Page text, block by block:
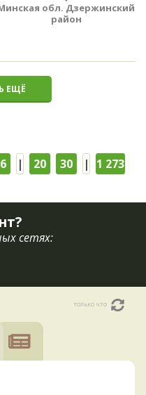
обл. Дзержинский
район
ЕЩЁ
| 20 30 | 1 273
сетях:
только что